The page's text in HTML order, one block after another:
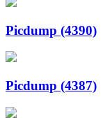
Picdump (4390)
Picdump (4387)